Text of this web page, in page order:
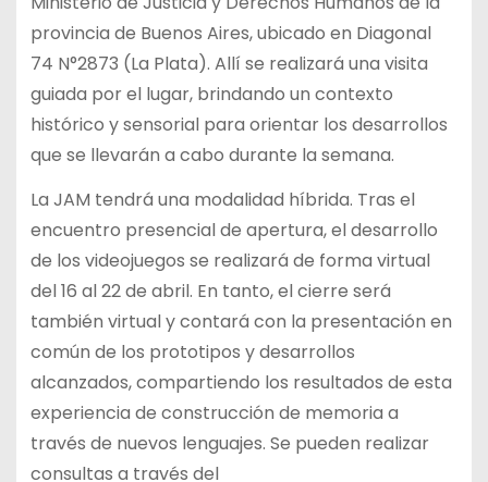
provincia de Buenos Aires, ubicado en Diagonal
74 N°2873 (La Plata). Allí se realizará una visita
guiada por el lugar, brindando un contexto
histórico y sensorial para orientar los desarrollos
que se llevarán a cabo durante la semana.
La JAM tendrá una modalidad híbrida. Tras el
encuentro presencial de apertura, el desarrollo
de los videojuegos se realizará de forma virtual
del 16 al 22 de abril. En tanto, el cierre será
también virtual y contará con la presentación en
común de los prototipos y desarrollos
alcanzados, compartiendo los resultados de esta
experiencia de construcción de memoria a
través de nuevos lenguajes. Se pueden realizar
consultas a través del